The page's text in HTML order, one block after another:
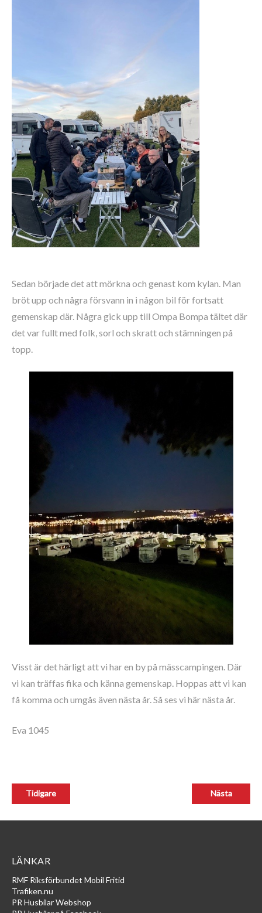
Sedan började det att mörkna och genast kom kylan. Man
bröt upp och några försvann in i någon bil för fortsatt
gemenskap där. Några gick upp till Ompa Bompa tältet där
det var fullt med folk, sorl och skratt och stämningen på
topp.
Visst är det härligt att vi har en by på mässcampingen. Där
vi kan träffas fika och känna gemenskap. Hoppas att vi kan
få komma och umgås även nästa år. Så ses vi här nästa år.
Eva 1045
LÄNKAR
RMF Riksförbundet Mobil Fritid
Trafiken.nu
PR Husbilar Webshop